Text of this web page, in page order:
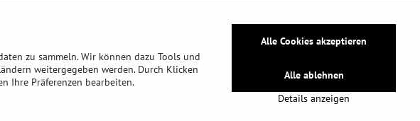
zu sammeln. Wir können dazu Tools und
weitergegeben werden. Durch Klicken
Ihre Präferenzen bearbeiten.
Details anzeigen
Alle Cookies akzeptieren
Alle ablehnen